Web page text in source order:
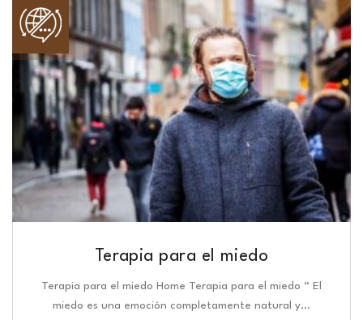
Terapia para el miedo
Terapia para el miedo Home Terapia para el miedo “ El
miedo es una emoción completamente natural y…